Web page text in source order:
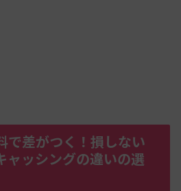
で差がつく！損しない
ャッシングの違いの選